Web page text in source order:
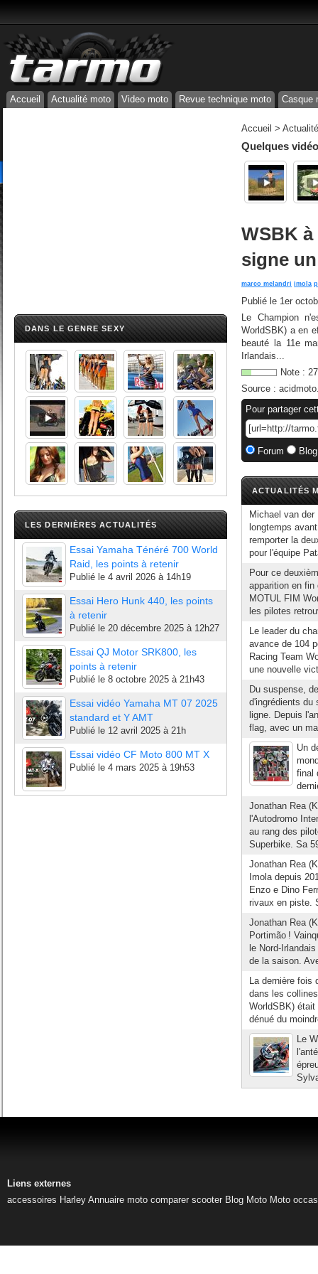
Accueil Actualité moto Video moto Revue technique moto Casque
DANS LE GENRE SEXY
LES DERNIÈRES ACTUALITÉS
Essai Yamaha Ténéré 700 World
Raid, les points à retenir
Publié le 4 avril 2026 à 14h19
Essai Hero Hunk 440, les points
à retenir
Publié le 20 décembre 2025 à 12h27
Essai QJ Motor SRK800, les
points à retenir
Publié le 8 octobre 2025 à 21h43
Essai vidéo Yamaha MT 07 2025
standard et Y AMT
Publié le 12 avril 2025 à 21h
Essai vidéo CF Moto 800 MT X
Publié le 4 mars 2025 à 19h53
Accueil >
Quelques
WSBK
signe
marco melandri imola
Publié le 1er
Le Champion
WorldSBK) a en
beauté la 11e
Irlandais...
Note : 27
Source :
Pour partager
Forum
ACTUALITÉS
Michael van
longtemps
remporter la
pour l'équipe
Pour ce
apparition en fin
MOTUL FIM
les pilotes
Le leader du
avance de 104
Racing Team
une nouvelle
Du suspense,
d'ingrédients du
ligne. Depuis
flag, avec un
Un
final
Jonathan Rea
l'Autodromo
au rang des
Superbike. Sa
Jonathan Rea
Imola depuis
Enzo e Dino
rivaux en piste.
Jonathan Rea
Portimão !
le Nord-
de la saison.
La dernière fois
dans les
WorldSBK)
dénué du
Le
Liens externes
accessoires Harley Annuaire moto comparer scooter Blog Moto Moto